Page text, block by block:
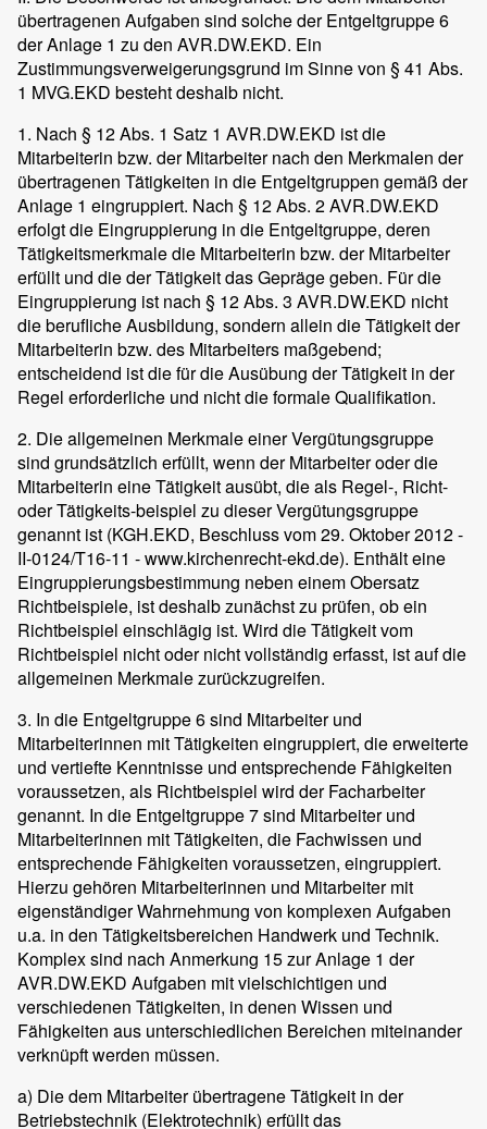
übertragenen Aufgaben sind solche der Entgeltgruppe 6
der Anlage 1 zu den AVR.DW.EKD. Ein
Zustimmungsverweigerungsgrund im Sinne von § 41 Abs.
1 MVG.EKD besteht deshalb nicht.
1. Nach § 12 Abs. 1 Satz 1 AVR.DW.EKD ist die
Mitarbeiterin bzw. der Mitarbeiter nach den Merkmalen der
übertragenen Tätigkeiten in die Entgeltgruppen gemäß der
Anlage 1 eingruppiert. Nach § 12 Abs. 2 AVR.DW.EKD
erfolgt die Eingruppierung in die Entgeltgruppe, deren
Tätigkeitsmerkmale die Mitarbeiterin bzw. der Mitarbeiter
erfüllt und die der Tätigkeit das Gepräge geben. Für die
Eingruppierung ist nach § 12 Abs. 3 AVR.DW.EKD nicht
die berufliche Ausbildung, sondern allein die Tätigkeit der
Mitarbeiterin bzw. des Mitarbeiters maßgebend;
entscheidend ist die für die Ausübung der Tätigkeit in der
Regel erforderliche und nicht die formale Qualifikation.
2. Die allgemeinen Merkmale einer Vergütungsgruppe
sind grundsätzlich erfüllt, wenn der Mitarbeiter oder die
Mitarbeiterin eine Tätigkeit ausübt, die als Regel-, Richt-
oder Tätigkeits-beispiel zu dieser Vergütungsgruppe
genannt ist (KGH.EKD, Beschluss vom 29. Oktober 2012 -
II-0124/T16-11 - www.kirchenrecht-ekd.de). Enthält eine
Eingruppierungsbestimmung neben einem Obersatz
Richtbeispiele, ist deshalb zunächst zu prüfen, ob ein
Richtbeispiel einschlägig ist. Wird die Tätigkeit vom
Richtbeispiel nicht oder nicht vollständig erfasst, ist auf die
allgemeinen Merkmale zurückzugreifen.
3. In die Entgeltgruppe 6 sind Mitarbeiter und
Mitarbeiterinnen mit Tätigkeiten eingruppiert, die erweiterte
und vertiefte Kenntnisse und entsprechende Fähigkeiten
voraussetzen, als Richtbeispiel wird der Facharbeiter
genannt. In die Entgeltgruppe 7 sind Mitarbeiter und
Mitarbeiterinnen mit Tätigkeiten, die Fachwissen und
entsprechende Fähigkeiten voraussetzen, eingruppiert.
Hierzu gehören Mitarbeiterinnen und Mitarbeiter mit
eigenständiger Wahrnehmung von komplexen Aufgaben
u.a. in den Tätigkeitsbereichen Handwerk und Technik.
Komplex sind nach Anmerkung 15 zur Anlage 1 der
AVR.DW.EKD Aufgaben mit vielschichtigen und
verschiedenen Tätigkeiten, in denen Wissen und
Fähigkeiten aus unterschiedlichen Bereichen miteinander
verknüpft werden müssen.
a) Die dem Mitarbeiter übertragene Tätigkeit in der
Betriebstechnik (Elektrotechnik) erfüllt das